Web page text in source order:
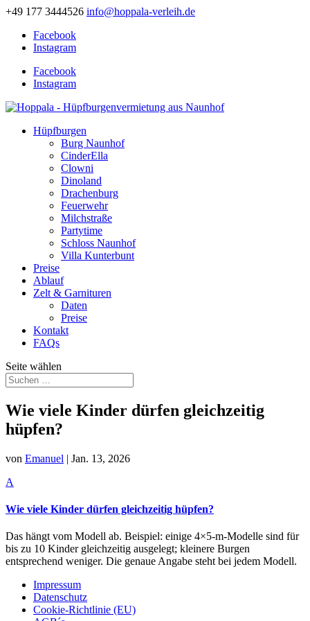
+49 177 3444526 info@hoppala-verleih.de
Facebook
Instagram
Facebook
Instagram
Hüpfburgen
Burg Naunhof
CinderElla
Clowni
Dinoland
Drachenburg
Feuerwehr
Milchstraße
Partytime
Schloss Naunhof
Villa Kunterbunt
Preise
Ablauf
Zelt & Garnituren
Daten
Preise
Kontakt
FAQs
Seite wählen
Wie viele Kinder dürfen gleichzeitig
hüpfen?
von Emanuel | Jan. 13, 2026
A
Wie viele Kinder dürfen gleichzeitig hüpfen?
Das hängt vom Modell ab. Beispiel: einige 4×5-m-Modelle sind für
bis zu 10 Kinder gleichzeitig ausgelegt; kleinere Burgen
entsprechend weniger. Die genaue Angabe steht bei jedem Modell.
Impressum
Datenschutz
Cookie-Richtlinie (EU)